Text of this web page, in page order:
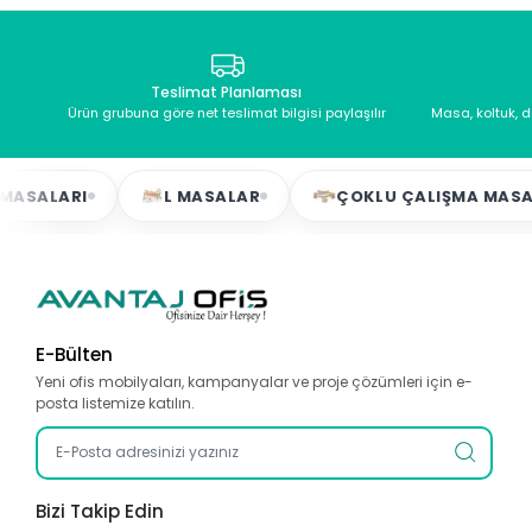
Teslimat Planlaması
Ürün grubuna göre net teslimat bilgisi paylaşılır Masa, koltuk,
L MASALAR ÇOKLU ÇALIŞMA MASALARI
E-Bülten
Yeni ofis mobilyaları, kampanyalar ve proje çözümleri için e-
posta listemize katılın.
Bizi Takip Edin